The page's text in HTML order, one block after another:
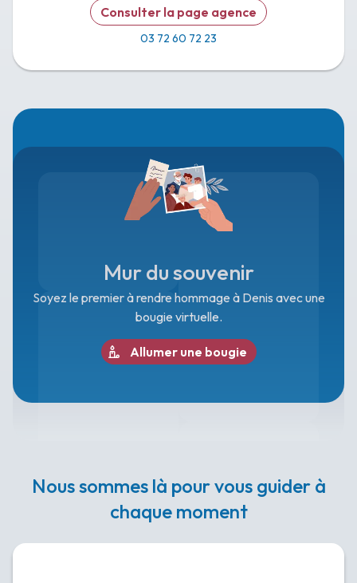
Consulter la page agence
03 72 60 72 23
Mur du souvenir
Soyez le premier à rendre hommage à Denis avec une
bougie virtuelle.
Allumer une bougie
Nous sommes là pour vous guider à
chaque moment